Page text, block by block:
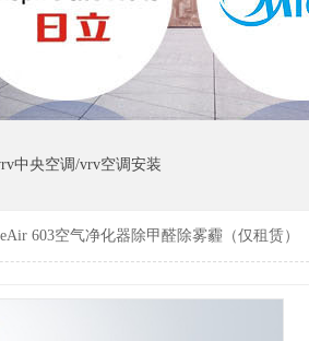
中央空调/vrv空调安装
603空气净化器除甲醛除雾霾（仅租赁）